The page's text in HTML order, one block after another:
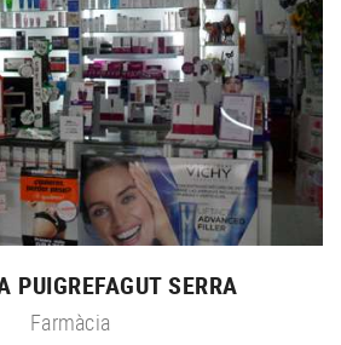
PUIGREFAGUT SERRA
Farmàcia